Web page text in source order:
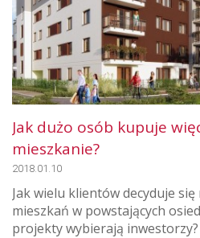
Jak dużo osób kupuje
mieszkanie?
2018.01.10
Jak wielu klientów decyduje
mieszkań w powstających
projekty wybierają inwestorzy?